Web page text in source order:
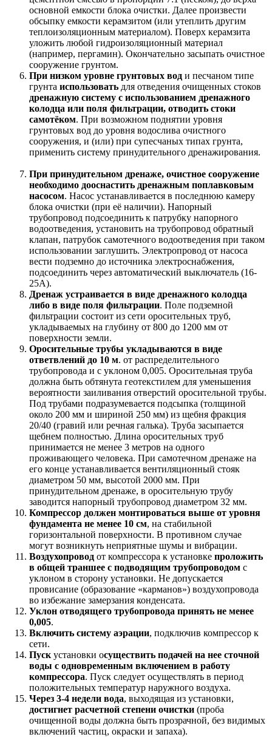
основной емкости блока очистки. Далее произвести
обсыпку емкости керамзитом (или утеплить другим
теплоизоляционным материалом). Поверх керамзита
уложить любой гидроизоляционный материал
(например, пергамин). Окончательно засыпать очистное
сооружение грунтом.
При низком уровне грунтовых вод и песчаном типе
грунта использовать для отведения очищенных стоков
дренажную систему с использованием дренажного
колодца или поля фильтрации, отводить стоки
самотёком. При возможном поднятии уровня
грунтовых вод до уровня водослива очистного
сооружения, и (или) при супесчаных типах грунта,
применить систему принудительного дренажирования.
При принудительном дренаже, очистное сооружение
необходимо дооснастить дренажным поплавковым
насосом. Насос устанавливается в последнюю камеру
блока очистки (при её наличии). Напорный
трубопровод подсоединить к патрубку напорного
водоотведения, установить на трубопровод обратный
клапан, патрубок самотечного водоотведения при таком
использовании заглушить. Электропровод от насоса
вести подземно до источника электроснабжения,
подсоединить через автоматический выключатель (16-
25А).
Дренаж устраивается в виде дренажного колодца
либо в виде поля фильтрации. Поле подземной
фильтрации состоит из сети оросительных труб,
укладываемых на глубину от 800 до 1200 мм от
поверхности земли.
Оросительные трубы укладываются в виде
ответвлений до 10 м. от распределительного
трубопровода и с уклоном 0,005. Оросительная труба
должна быть обтянута геотекстилем для уменьшения
вероятности заиливания отверстий оросительной трубы.
Под трубами подразумевается подсыпка (толщиной
около 200 мм и шириной 250 мм) из щебня фракция
20/40 (гравий или речная галька). Труба засыпается
щебнем полностью. Длина оросительных труб
принимается не менее 3 метров на одного
проживающего человека. При самотечном дренаже на
его конце устанавливается вентиляционный стояк
диаметром 50 мм, высотой 2000 мм. При
принудительном дренаже, в оросительную трубу
заводится напорный трубопровод диаметром 32 мм.
Компрессор должен монтироваться выше от уровня
фундамента не менее 10 см, на стабильной
горизонтальной поверхности. В противном случае
могут возникнуть неприятные шумы и вибрации.
Воздухопровод от компрессора к установке проложить
в общей траншее с подводящим трубопроводом с
уклоном в сторону установки. Не допускается
провисание (образование «карманов») воздухопровода
во избежание замерзания конденсата.
Уклон отводящего трубопровода принять не менее
0,005.
Включить систему аэрации, подключив компрессор к
сети.
Пуск установки осуществить подачей на нее сточной
воды с одновременным включением в работу
компрессора. Пуск следует осуществлять в период
положительных температур наружного воздуха.
Через 3-4 недели вода, выходящая из установки,
достигнет расчетной степени очистки (проба
очищенной воды должна быть прозрачной, без видимых
включений частиц, окраски и запаха).